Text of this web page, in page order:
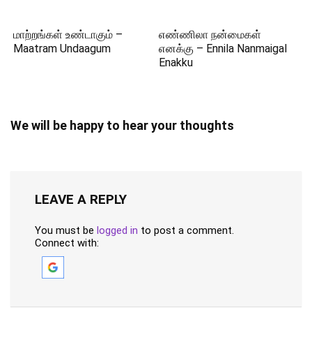
மாற்றங்கள் உண்டாகும் –
Maatram Undaagum
எண்ணிலா நன்மைகள்
எனக்கு – Ennila Nanmaigal
Enakku
We will be happy to hear your thoughts
LEAVE A REPLY
You must be logged in to post a comment.
Connect with: